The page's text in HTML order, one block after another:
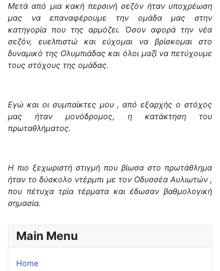
Μετά από μια κακή περσινή σεζόν ήταν υποχρέωση
μας να επαναφέρουμε την ομάδα μας στην
κατηγορία που της αρμόζει. Όσον αφορά την νέα
σεζόν, ευελπιστώ και εύχομαι να βρίσκομαι στο
δυναμικό της Ολυμπιάδας και όλοι μαζί να πετύχουμε
τους στόχους της ομάδας.
Εγώ και οι συμπαίκτες μου , από εξαρχής ο στόχος
μας ήταν μονόδρομος, η κατάκτηση του
πρωταθλήματος.
Η πιο ξεχωριστή στιγμή που βίωσα στο πρωτάθλημα
ήταν το δύσκολο ντέρμπι με τον Οδυσσέα Αυλιωτών ,
που πέτυχα τρία τέρματα και έδωσαν βαθμολογική
σημασία.
Main Menu
Home